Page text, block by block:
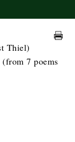
Thiel)
7 poems